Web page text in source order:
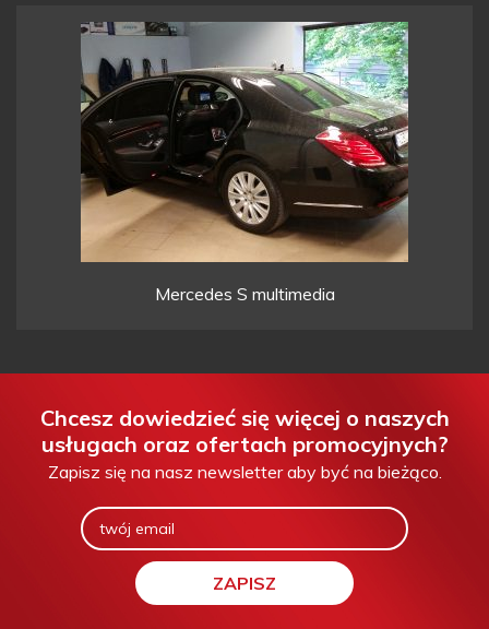
Mercedes S multimedia
Chcesz dowiedzieć się więcej o naszych
usługach oraz ofertach promocyjnych?
Zapisz się na nasz newsletter aby być na bieżąco.